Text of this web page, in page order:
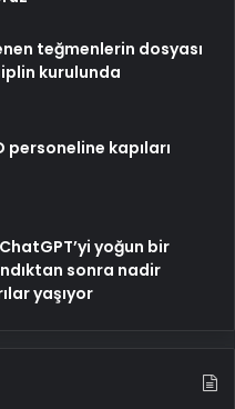
teğmenlerin dosyası
kurulunda
personeline kapıları
yoğun bir
sonra nadir
yaşıyor